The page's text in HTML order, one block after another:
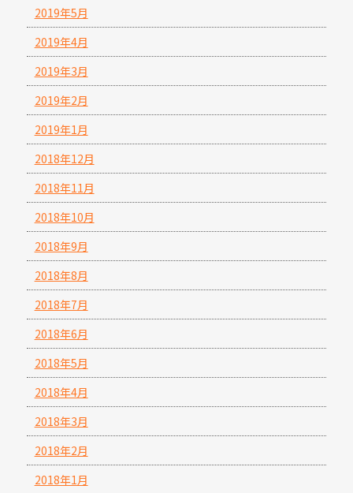
2019年5月
2019年4月
2019年3月
2019年2月
2019年1月
2018年12月
2018年11月
2018年10月
2018年9月
2018年8月
2018年7月
2018年6月
2018年5月
2018年4月
2018年3月
2018年2月
2018年1月